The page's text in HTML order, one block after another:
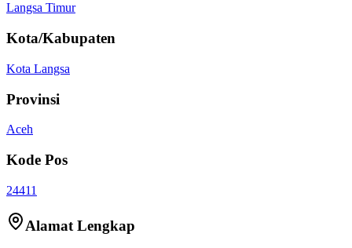
Langsa Timur
Kota/Kabupaten
Kota Langsa
Provinsi
Aceh
Kode Pos
24411
Alamat Lengkap